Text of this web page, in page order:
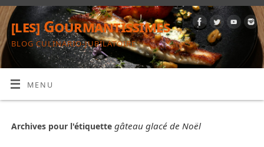
[les] Gourmantissimes
BLOG CULINARIO-JUBILATOIRE
MENU
Archives pour l'étiquette gâteau glacé de Noël